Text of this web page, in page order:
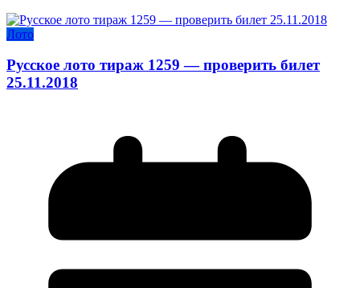
Лото
Русское лото тираж 1259 — проверить билет
25.11.2018